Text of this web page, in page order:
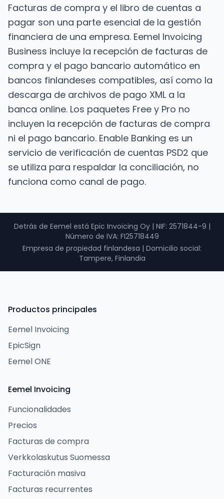
Facturas de compra y el libro de cuentas a
pagar son una parte esencial de la gestión
financiera de una empresa. Eemel Invoicing
Business incluye la recepción de facturas de
compra y el pago bancario automático en
bancos finlandeses compatibles, así como la
descarga de archivos de pago XML a la
banca online. Los paquetes Free y Pro no
incluyen la recepción de facturas de compra
ni el pago bancario. Enable Banking es un
servicio de verificación de cuentas PSD2 que
se utiliza para respaldar la conciliación, no
funciona como canal de pago.
Detrás de Eemel está Epic Invoicing Oy| NIF: 2571844-9 |
Número de IVA: FI25718449
Empresa de propiedad finlandesa | Domicilio social:
Tampere, Finlandia
Productos principales
Eemel Invoicing
EpicSign
Eemel ONE
Eemel Invoicing
Funcionalidades
Precios
Facturas de compra
Verkkolaskutus Suomessa
Facturación masiva
Facturas recurrentes